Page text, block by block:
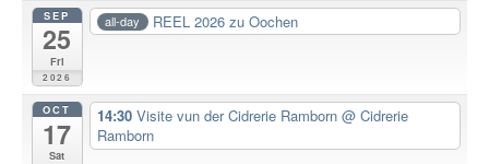
SEP
25
Fri
2026
all-day REEL 2026 zu Oochen
OCT
17
Sat
14:30 Visite vun der Cidrerie Ramborn @ Cidrerie
Ramborn